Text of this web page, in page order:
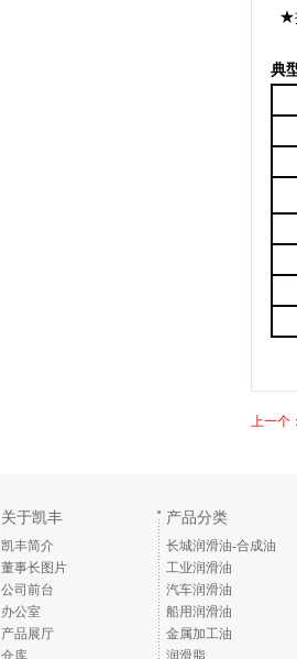
★
典
上一个：
关于凯丰
凯丰简介
董事长图片
公司前台
办公室
产品展厅
仓库
产品分类
长城润滑油-合成油
工业润滑油
汽车润滑油
船用润滑油
金属加工油
润滑脂